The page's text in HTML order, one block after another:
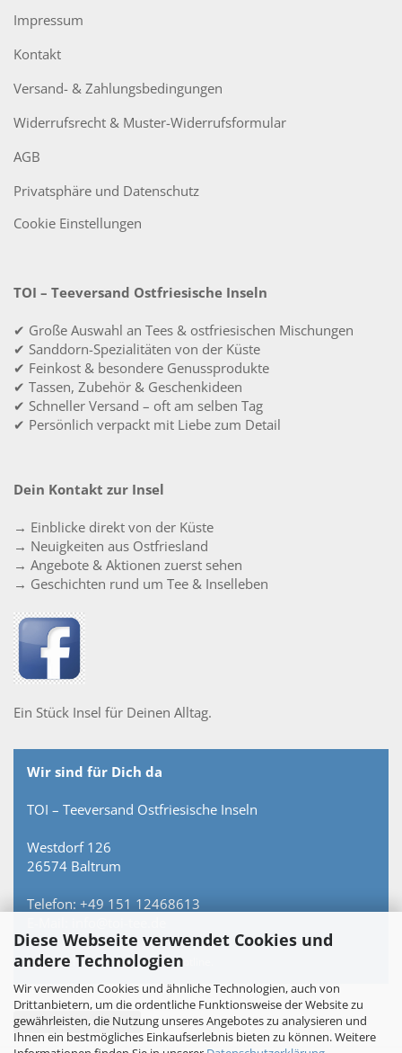
Diese Webseite verwendet Cookies und
andere Technologien
Wir verwenden Cookies und ähnliche Technologien, auch von
Drittanbietern, um die ordentliche Funktionsweise der Website zu
gewährleisten, die Nutzung unseres Angebotes zu analysieren und
Ihnen ein bestmögliches Einkaufserlebnis bieten zu können. Weitere
Impressum
Kontakt
Versand- & Zahlungsbedingungen
Widerrufsrecht & Muster-Widerrufsformular
AGB
Privatsphäre und Datenschutz
Cookie Einstellungen
TOI – Teeversand Ostfriesische Inseln
✔ Große Auswahl an Tees & ostfriesischen Mischungen
✔ Sanddorn-Spezialitäten von der Küste
✔ Feinkost & besondere Genussprodukte
✔ Tassen, Zubehör & Geschenkideen
✔ Schneller Versand – oft am selben Tag
✔ Persönlich verpackt mit Liebe zum Detail
Dein Kontakt zur Insel
→ Einblicke direkt von der Küste
→ Neuigkeiten aus Ostfriesland
→ Angebote & Aktionen zuerst sehen
→ Geschichten rund um Tee & Inselleben
Ein Stück Insel für Deinen Alltag.
Wir sind für Dich da
TOI – Teeversand Ostfriesische Inseln
Westdorf 126
26574 Baltrum
Telefon: +49 151 12468613
Persönlich erreichbar – keine Hotline.
Vertrag widerrufen